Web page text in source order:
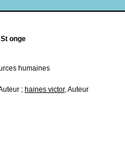
onge
humaines
; haines victor, Auteur